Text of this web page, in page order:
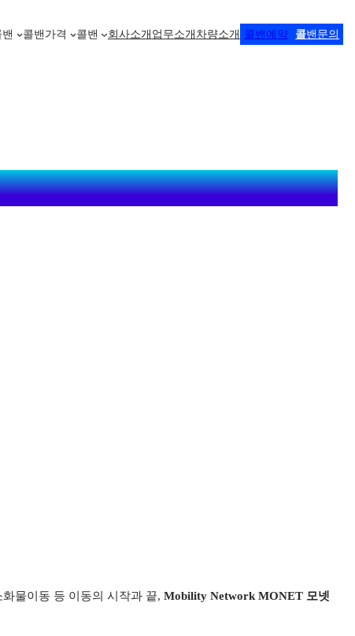
콜밴가격 콜밴 회사소개 업무소개 차량소개 콜밴예약 콜밴문의
화물이동 등 이동의 시작과 끝,Mobility Network MONET 모넷